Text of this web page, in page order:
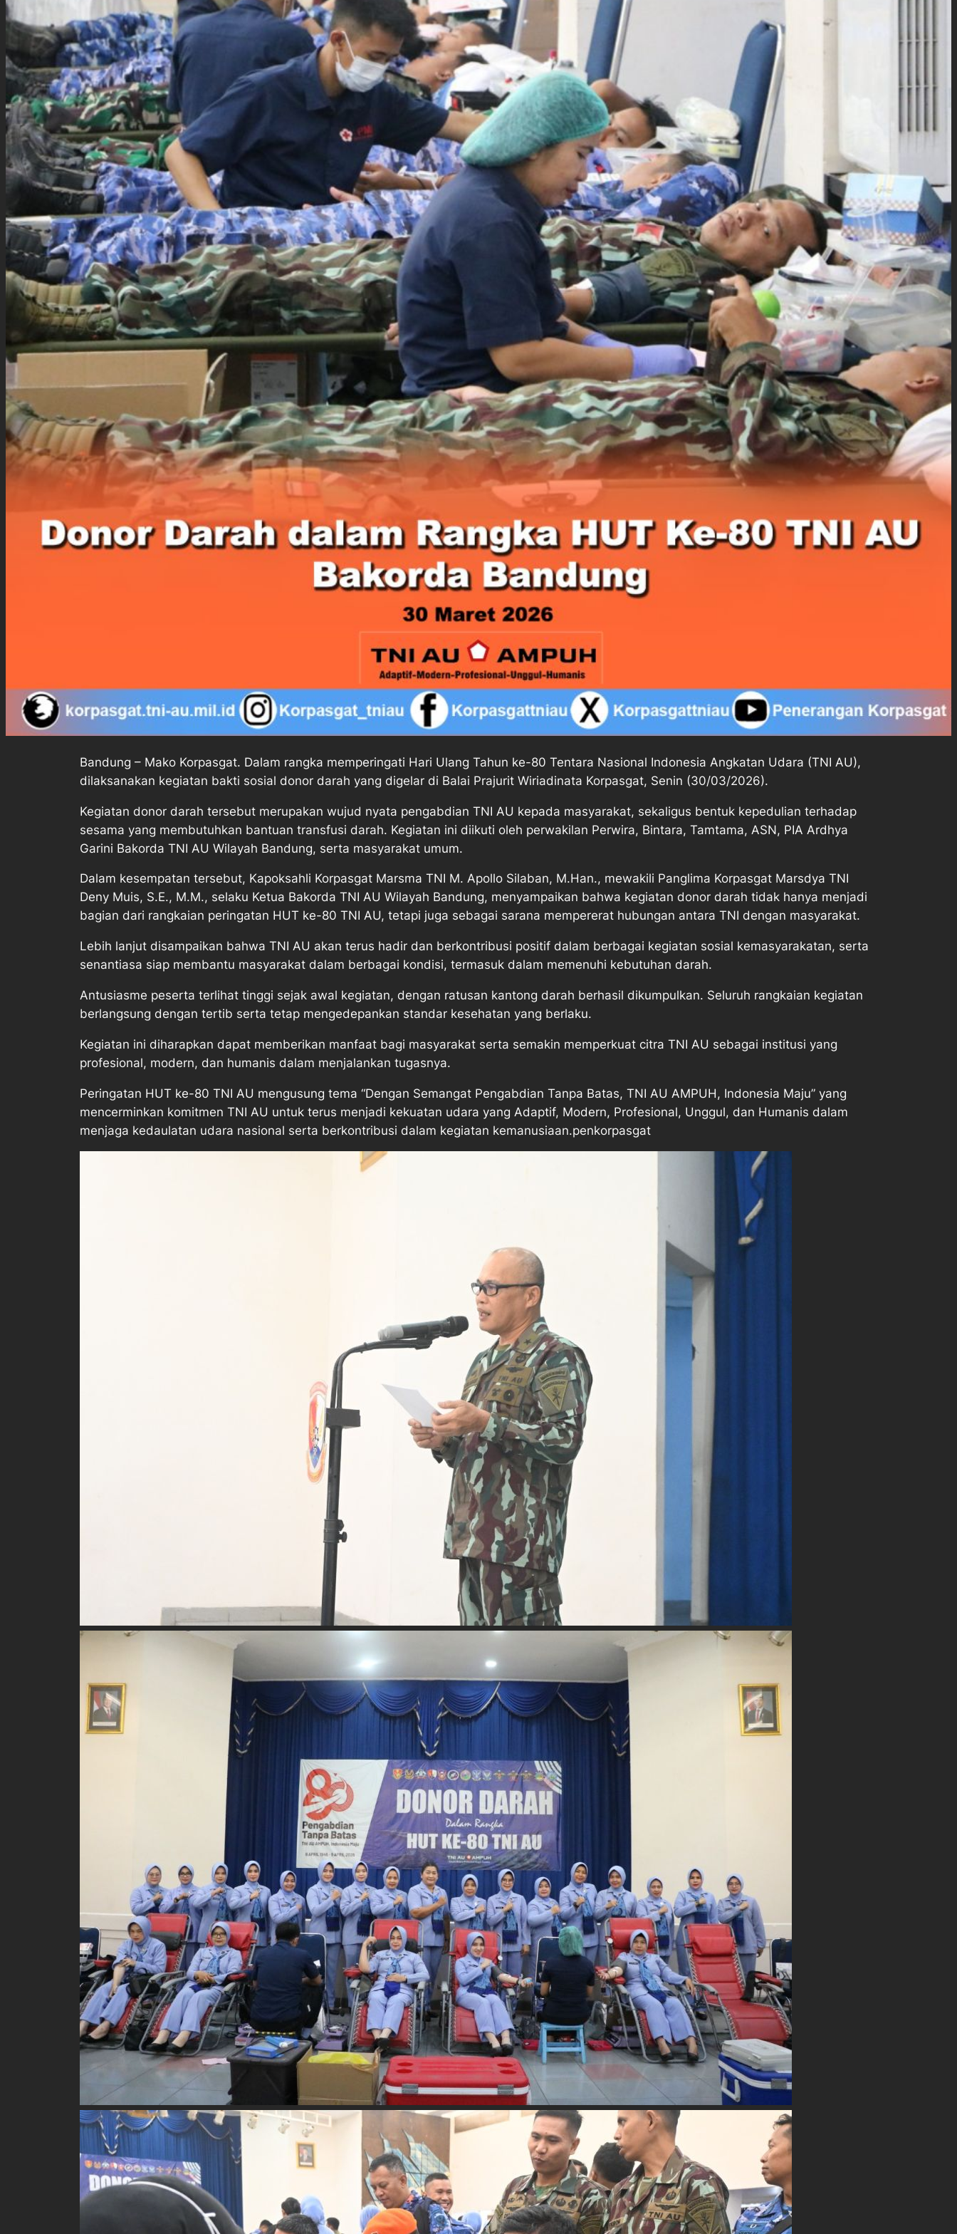
Bandung – Mako Korpasgat. Dalam rangka memperingati Hari Ulang Tahun ke-80 Tentara Nasional Indonesia Angkatan Udara (TNI AU),
dilaksanakan kegiatan bakti sosial donor darah yang digelar di Balai Prajurit Wiriadinata Korpasgat, Senin (30/03/2026).
Kegiatan donor darah tersebut merupakan wujud nyata pengabdian TNI AU kepada masyarakat, sekaligus bentuk kepedulian terhadap
sesama yang membutuhkan bantuan transfusi darah. Kegiatan ini diikuti oleh perwakilan Perwira, Bintara, Tamtama, ASN, PIA Ardhya
Garini Bakorda TNI AU Wilayah Bandung, serta masyarakat umum.
Dalam kesempatan tersebut, Kapoksahli Korpasgat Marsma TNI M. Apollo Silaban, M.Han., mewakili Panglima Korpasgat Marsdya TNI
Deny Muis, S.E., M.M., selaku Ketua Bakorda TNI AU Wilayah Bandung, menyampaikan bahwa kegiatan donor darah tidak hanya menjadi
bagian dari rangkaian peringatan HUT ke-80 TNI AU, tetapi juga sebagai sarana mempererat hubungan antara TNI dengan masyarakat.
Lebih lanjut disampaikan bahwa TNI AU akan terus hadir dan berkontribusi positif dalam berbagai kegiatan sosial kemasyarakatan, serta
senantiasa siap membantu masyarakat dalam berbagai kondisi, termasuk dalam memenuhi kebutuhan darah.
Antusiasme peserta terlihat tinggi sejak awal kegiatan, dengan ratusan kantong darah berhasil dikumpulkan. Seluruh rangkaian kegiatan
berlangsung dengan tertib serta tetap mengedepankan standar kesehatan yang berlaku.
Kegiatan ini diharapkan dapat memberikan manfaat bagi masyarakat serta semakin memperkuat citra TNI AU sebagai institusi yang
profesional, modern, dan humanis dalam menjalankan tugasnya.
Peringatan HUT ke-80 TNI AU mengusung tema “Dengan Semangat Pengabdian Tanpa Batas, TNI AU AMPUH, Indonesia Maju” yang
mencerminkan komitmen TNI AU untuk terus menjadi kekuatan udara yang Adaptif, Modern, Profesional, Unggul, dan Humanis dalam
menjaga kedaulatan udara nasional serta berkontribusi dalam kegiatan kemanusiaan.penkorpasgat